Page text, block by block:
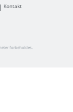
Kontakt
forbeholdes.